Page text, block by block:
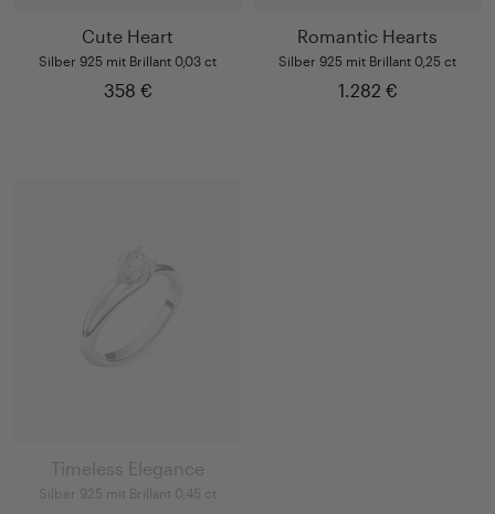
Cute Heart
Silber 925 mit Brillant 0,03 ct
358 €
Romantic Hearts
Silber 925 mit Brillant 0,25 ct
1.282 €
Silber 925 mit Brillant 0,45 ct
3.630 €